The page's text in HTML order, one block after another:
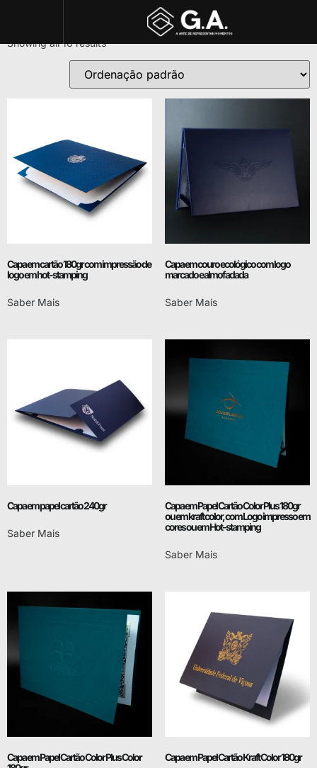
Showing all 16 results
Capa em cartão 180gr com impressão de
logo em hot-stamping
Saber Mais
Capa em couro ecológico com logo
marcado e almofadada
Saber Mais
Capa em papel cartão 240gr
Saber Mais
Capa em Papel Cartão Color Plus 180gr
ou em kraft color, com Logo impresso em
cores ou em Hot-stamping
Saber Mais
Capa em Papel Cartão Color Plus Color
Capa em Papel Cartão Kraft Color 180gr